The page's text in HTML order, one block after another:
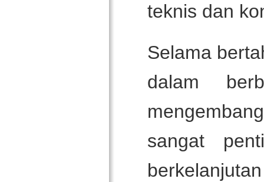
teknis dan
Selama
dalam
sangat